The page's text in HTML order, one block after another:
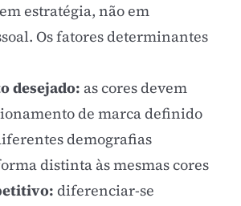
estratégia, não em
Os fatores determinantes
desejado: as cores devem
de marcadefinido
demografias
distinta às mesmas cores
diferenciar-se